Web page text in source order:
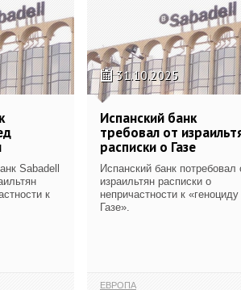
Sabadell
к
31.10.2025
Испанский банк
требовал от
расписки о Газе
Испанский банк потребовал
израильтян расписки о
непричастности к «геноциду
Газе».
ЕВРОПА